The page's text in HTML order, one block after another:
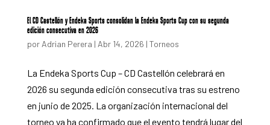
El CD Castellón y Endeka Sports consolidan la Endeka Sports Cup con su segunda
edición consecutiva en 2026
por Adrian Perera | Abr 14, 2026 | Torneos
La Endeka Sports Cup – CD Castellón celebrará en
2026 su segunda edición consecutiva tras su estreno
en junio de 2025. La organización internacional del
torneo ya ha confirmado que el evento tendrá lugar del